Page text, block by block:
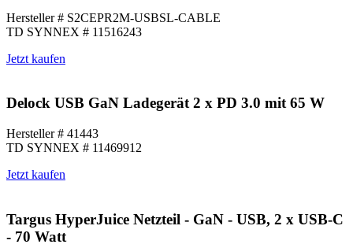
Hersteller # S2CEPR2M-USBSL-CABLE
TD SYNNEX # 11516243
Jetzt kaufen
Delock USB GaN Ladegerät 2 x PD 3.0 mit 65 W
Hersteller # 41443
TD SYNNEX # 11469912
Jetzt kaufen
Targus HyperJuice Netzteil - GaN - USB, 2 x USB-C
- 70 Watt